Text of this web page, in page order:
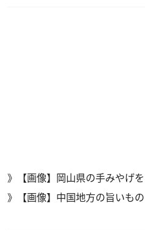
》
【画像】岡山県の手みやげ
》
【画像】中国地方の旨いも